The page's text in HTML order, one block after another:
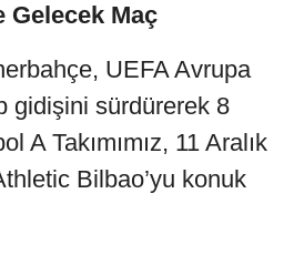
Gelecek Maç
UEFA Avrupa
gidişini sürdürerek 8
A Takımımız, 11 Aralık
Bilbao’yu konuk